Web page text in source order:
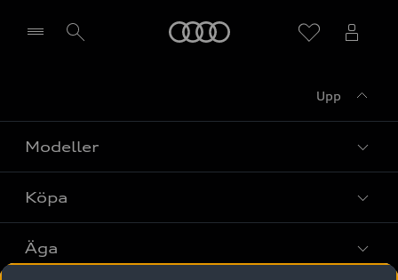
Upp
Modeller
Alla modeller
Elbilar
Köpa
Privaterbjudanden
Äga